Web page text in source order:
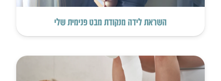
השראת לידה מנקודת מבט פנימית שלי